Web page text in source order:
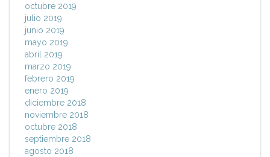
octubre 2019
julio 2019
junio 2019
mayo 2019
abril 2019
marzo 2019
febrero 2019
enero 2019
diciembre 2018
noviembre 2018
octubre 2018
septiembre 2018
agosto 2018